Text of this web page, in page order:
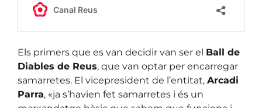
Els primers que es van decidir van ser el Ball de
Diables de Reus, que van optar per encarregar
samarretes. El vicepresident de l’entitat, Arcadi
Parra, «ja s’havien fet samarretes i és un